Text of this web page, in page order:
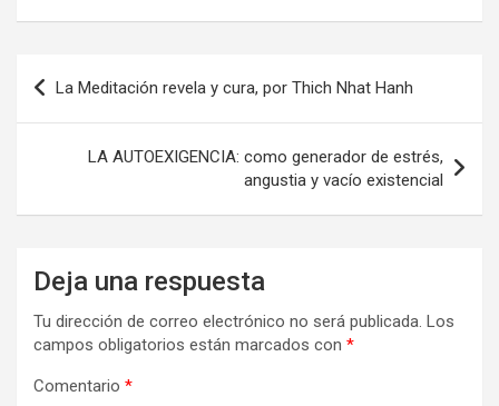
Navegación
de
entradas
La Meditación revela y cura, por Thich Nhat Hanh
LA AUTOEXIGENCIA: como generador de estrés,
angustia y vacío existencial
Deja una respuesta
Tu dirección de correo electrónico no será publicada. Los
campos obligatorios están marcados con *
Comentario *